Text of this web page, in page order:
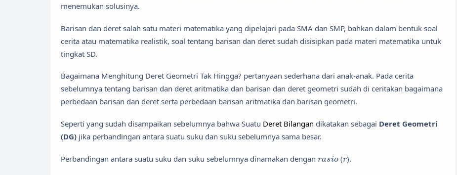
menemukan solusinya.
Barisan dan deret salah satu materi matematika yang dipelajari pada SMA dan SMP, bahkan dalam bentuk soal
cerita atau matematika realistik, soal tentang barisan dan deret sudah disisipkan pada materi matematika untuk
tingkat SD.
Bagaimana Menghitung Deret Geometri Tak Hingga? pertanyaan sederhana dari anak-anak. Pada cerita
sebelumnya tentang barisan dan deret aritmatika dan barisan dan deret geometri sudah di ceritakan bagaimana
perbedaan barisan dan deret serta perbedaan barisan aritmatika dan barisan geometri.
Seperti yang sudah disampaikan sebelumnya bahwa Suatu Deret Bilangan dikatakan sebagai Deret Geometri
(DG) jika perbandingan antara suatu suku dan suku sebelumnya sama besar.
Perbandingan antara suatu suku dan suku sebelumnya dinamakan dengan rasio
rasio (r
r).